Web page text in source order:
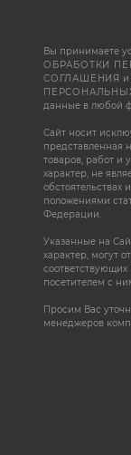
Вы принимаете
ОБРАБОТКИ
СОГЛАШЕНИЯ
данные в любой
Сайт носит
представленная
товаров, работ и
характер, не
обстоятельствах
положениями
Федерации.
Указанные на
характер, могут
соответствующих
посетителем с
Просим Вас
менеджеров